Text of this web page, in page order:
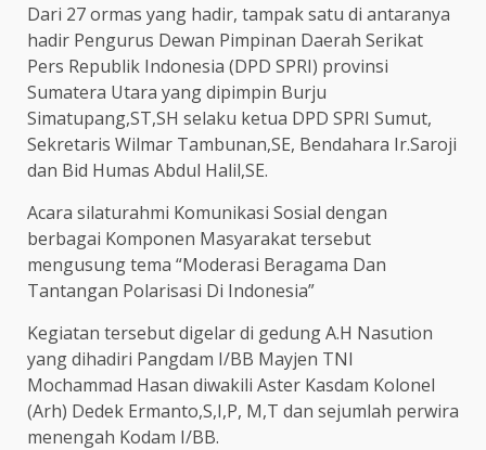
Dari 27 ormas yang hadir, tampak satu di antaranya
hadir Pengurus Dewan Pimpinan Daerah Serikat
Pers Republik Indonesia (DPD SPRI) provinsi
Sumatera Utara yang dipimpin Burju
Simatupang,ST,SH selaku ketua DPD SPRI Sumut,
Sekretaris Wilmar Tambunan,SE, Bendahara Ir.Saroji
dan Bid Humas Abdul Halil,SE.
Acara silaturahmi Komunikasi Sosial dengan
berbagai Komponen Masyarakat tersebut
mengusung tema “Moderasi Beragama Dan
Tantangan Polarisasi Di Indonesia”
Kegiatan tersebut digelar di gedung A.H Nasution
yang dihadiri Pangdam I/BB Mayjen TNI
Mochammad Hasan diwakili Aster Kasdam Kolonel
(Arh) Dedek Ermanto,S,I,P, M,T dan sejumlah perwira
menengah Kodam I/BB.